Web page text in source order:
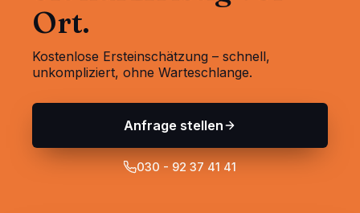
Ort.
Kostenlose Ersteinschätzung – schnell,
unkompliziert, ohne Warteschlange.
Anfrage stellen
030 - 92 37 41 41